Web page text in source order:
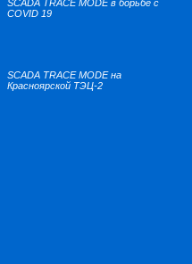
SCADA TRACE MODE в борьбе с
COVID 19
SCADA TRACE MODE на
Красноярской ТЭЦ-2